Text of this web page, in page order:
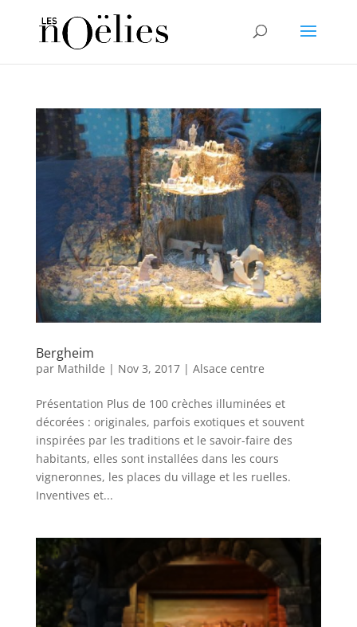
Bergheim
par Mathilde | Nov 3, 2017| Alsace centre
Présentation Plus de 100 crèches illuminées et
décorées : originales, parfois exotiques et souvent
inspirées par les traditions et le savoir-faire des
habitants, elles sont installées dans les cours
vigneronnes, les places du village et les ruelles.
Inventives et...